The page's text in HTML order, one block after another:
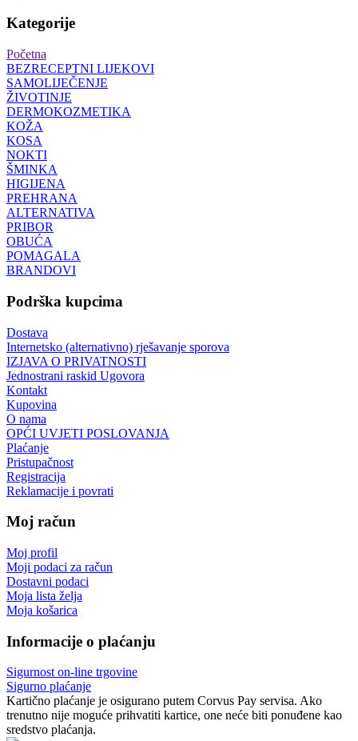
Kategorije
Početna
BEZRECEPTNI LIJEKOVI
SAMOLIJEČENJE
ŽIVOTINJE
DERMOKOZMETIKA
KOŽA
KOSA
NOKTI
ŠMINKA
HIGIJENA
PREHRANA
ALTERNATIVA
PRIBOR
OBUĆA
POMAGALA
BRANDOVI
Podrška kupcima
Dostava
Internetsko (alternativno) rješavanje sporova
IZJAVA O PRIVATNOSTI
Jednostrani raskid Ugovora
Kontakt
Kupovina
O nama
OPĆI UVJETI POSLOVANJA
Plaćanje
Pristupačnost
Registracija
Reklamacije i povrati
Moj račun
Moj profil
Moji podaci za račun
Dostavni podaci
Moja lista želja
Moja košarica
Informacije o plaćanju
Sigurnost on-line trgovine
Sigurno plaćanje
Kartično plaćanje je osigurano putem Corvus Pay servisa. Ako
trenutno nije moguće prihvatiti kartice, one neće biti ponuđene kao
sredstvo plaćanja.